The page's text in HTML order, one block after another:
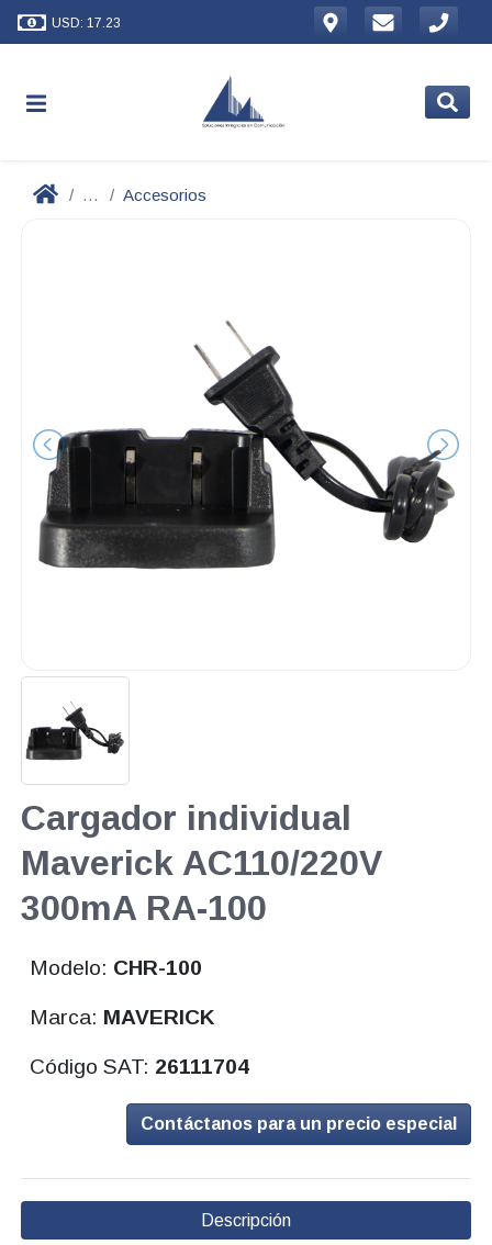
USD: 17.23
... Accesorios
Cargador individual
Maverick AC110/220V
300mA RA-100
Modelo: CHR-100
Marca: MAVERICK
Código SAT: 26111704
Contáctanos para un precio especial
Descripción